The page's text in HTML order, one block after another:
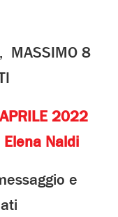
MASSIMO 8
2022
Naldi
e